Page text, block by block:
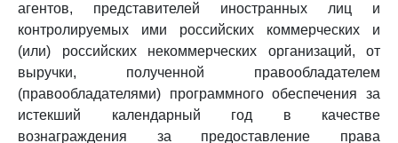
агентов, представителей иностранных лиц и
контролируемых ими российских коммерческих и
(или) российских некоммерческих организаций, от
выручки, полученной правообладателем
(правообладателями) программного обеспечения за
истекший календарный год в качестве
вознаграждения за предоставление права